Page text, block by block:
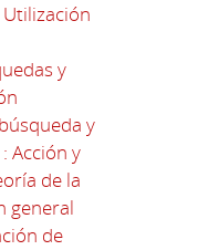
y
y
Acción y
de la
general
de